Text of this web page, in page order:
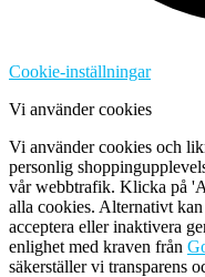
Cookie-inställningar
Vi använder cookies
Vi använder cookies och
personlig
vår webbtrafik. Klicka på
alla cookies. Alternativt
acceptera eller inaktivera
enlighet med kraven från
säkerställer vi transparens